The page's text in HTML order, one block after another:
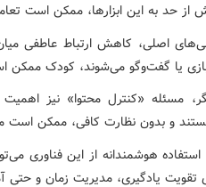
از حد به این ابزارها، ممکن است
اصلی، کاهش ارتباط عاطفی
یا گفت‌وگو می‌شوند، کودک
مسئله «کنترل محتوا» نیز
و بدون نظارت کافی، ممکن است
هوشمندانه از این فناوری
تقویت یادگیری، مدیریت زمان و